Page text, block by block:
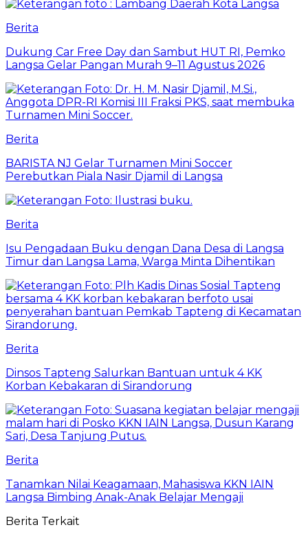
Berita
Dukung Car Free Day dan Sambut HUT RI, Pemko
Langsa Gelar Pangan Murah 9–11 Agustus 2026
Berita
BARISTA NJ Gelar Turnamen Mini Soccer
Perebutkan Piala Nasir Djamil di Langsa
Berita
Isu Pengadaan Buku dengan Dana Desa di Langsa
Timur dan Langsa Lama, Warga Minta Dihentikan
Berita
Dinsos Tapteng Salurkan Bantuan untuk 4 KK
Korban Kebakaran di Sirandorung
Berita
Tanamkan Nilai Keagamaan, Mahasiswa KKN IAIN
Langsa Bimbing Anak-Anak Belajar Mengaji
Berita Terkait